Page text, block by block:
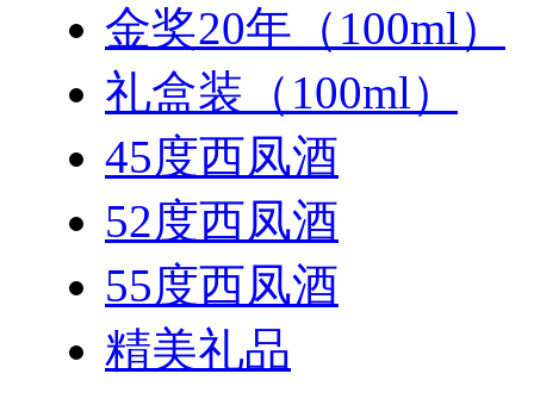
金奖20年（100ml）
礼盒装（100ml）
45度西凤酒
52度西凤酒
55度西凤酒
精美礼品